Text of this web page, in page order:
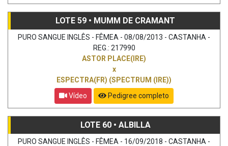
LOTE 59 • MUMM DE CRAMANT
PURO SANGUE INGLÊS - FÊMEA - 08/08/2013 - CASTANHA -
REG.: 217990
ASTOR PLACE(IRE)
x
ESPECTRA(FR) (SPECTRUM (IRE))
Vídeo
Pedigree completo
LOTE 60 • ALBILLA
PURO SANGUE INGLÊS - FÊMEA - 16/09/2018 - CASTANHA -